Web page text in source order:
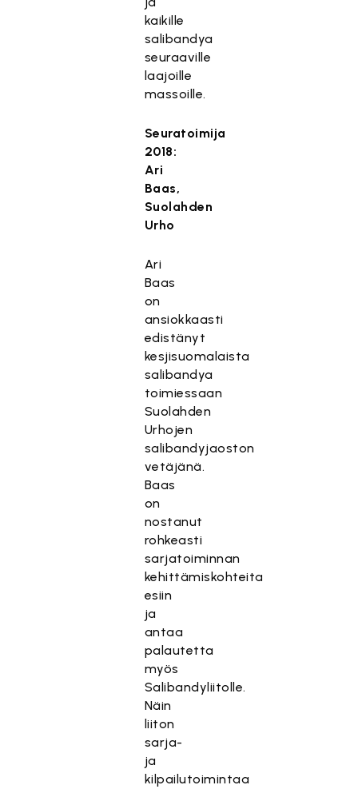
kaikille
salibandya
seuraaville
laajoille
massoille.
Seuratoimija
2018:
Ari
Baas,
Suolahden
Urho
Ari
Baas
on
ansiokkaasti
edistänyt
kesjisuomalaista
salibandya
toimiessaan
Suolahden
Urhojen
salibandyjaoston
vetäjänä.
Baas
on
nostanut
rohkeasti
sarjatoiminnan
kehittämiskohteita
esiin
ja
antaa
palautetta
myös
Salibandyliitolle.
Näin
liiton
sarja-
ja
kilpailutoimintaa